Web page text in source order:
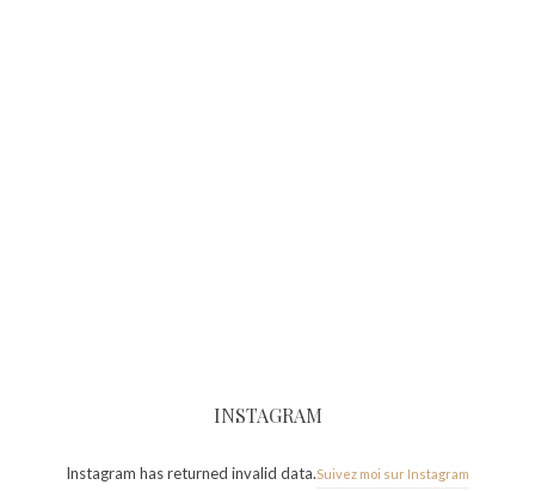
INSTAGRAM
Instagram has returned invalid data.Suivez moi sur Instagram